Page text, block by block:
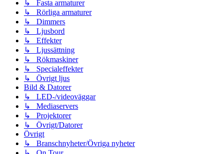
↳ Fasta armaturer
↳ Rörliga armaturer
↳ Dimmers
↳ Ljusbord
↳ Effekter
↳ Ljussättning
↳ Rökmaskiner
↳ Specialeffekter
↳ Övrigt ljus
Bild & Datorer
↳ LED-/videoväggar
↳ Mediaservers
↳ Projektorer
↳ Övrigt/Datorer
Övrigt
↳ Branschnyheter/Övriga nyheter